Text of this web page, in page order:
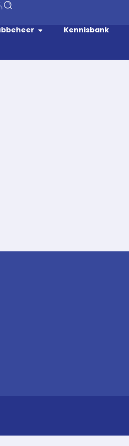
Kennisbank